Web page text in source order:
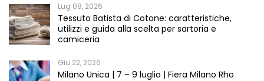
Lug 08, 2026
Tessuto Batista di Cotone: caratteristiche,
utilizzi e guida alla scelta per sartoria e
camiceria
Giu 22, 2026
Milano Unica | 7 – 9 luglio | Fiera Milano Rho